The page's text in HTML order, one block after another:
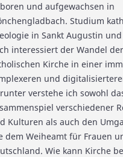
und aufgewachsen in
Studium
in Sankt Augustin
interessiert der Wandel der
Kirche in einer
und
verstehe ich sowohl
verschiedener
Kulturen als auch den
dem Weiheamt für Frauen
Wie kann Kirche